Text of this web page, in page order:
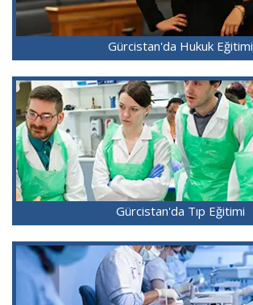
Gürcistan'da Hukuk Eğitimi
Gürcistan'da Tıp Eğitimi